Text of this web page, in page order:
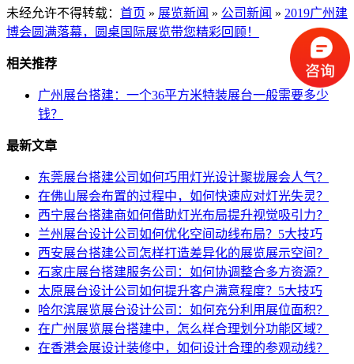
未经允许不得转载： 首页 » 展览新闻 » 公司新闻 » 2019广州建
博会圆满落幕，圆桌国际展览带您精彩回顾！
相关推荐
广州展台搭建：一个36平方米特装展台一般需要多少
钱？
最新文章
东莞展台搭建公司如何巧用灯光设计聚拢展会人气？
在佛山展会布置的过程中，如何快速应对灯光失灵？
西宁展台搭建商如何借助灯光布局提升视觉吸引力？
兰州展台设计公司如何优化空间动线布局？5大技巧
西安展台搭建公司怎样打造差异化的展览展示空间？
石家庄展台搭建服务公司：如何协调整合多方资源？
太原展台设计公司如何提升客户满意程度？5大技巧
哈尔滨展览展台设计公司：如何充分利用展位面积？
在广州展览展台搭建中，怎么样合理划分功能区域？
在香港会展设计装修中，如何设计合理的参观动线？